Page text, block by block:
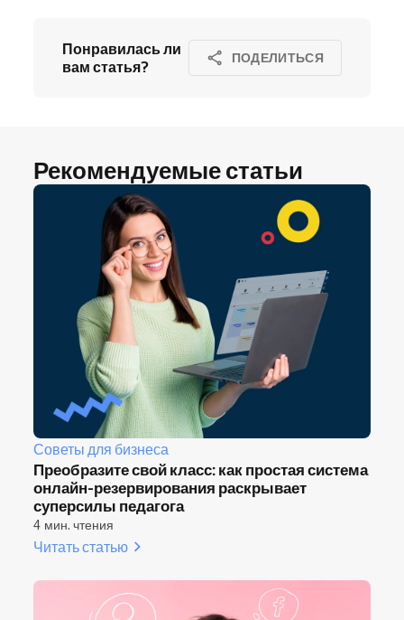
Понравилась ли
вам статья?
ПОДЕЛИТЬСЯ
Рекомендуемые статьи
Советы для бизнеса
Преобразите свой класс: как простая система
онлайн-резервирования раскрывает
суперсилы педагога
4 мин. чтения
Читать статью